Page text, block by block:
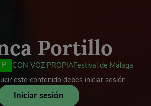
Portillo
CON VOZ PROPIAFestival de Málaga
este contenido debes iniciar sesión
Iniciar sesión